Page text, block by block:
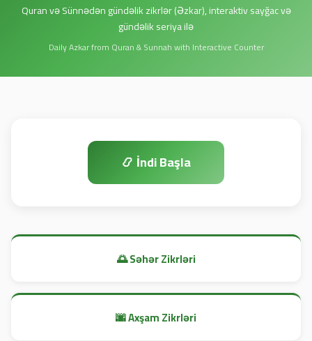
Quran və Sünnədən gündəlik zikrlər (Əzkar), interaktiv sayğac və
gündəlik seriya ilə
Daily Azkar from Quran & Sunnah with Interactive Counter
📿 İndi Başla
🌅 Səhər Zikrləri
🌆 Axşam Zikrləri